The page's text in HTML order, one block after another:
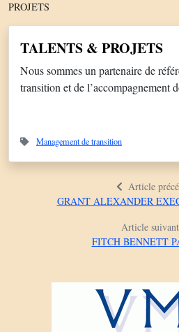
PROJETS
TALENTS & PROJETS
Nous sommes un partenaire de
transition et de l’accompagnement
Management de transition
Article
GRANT ALEXANDER
Article suivant
FITCH BENNETT